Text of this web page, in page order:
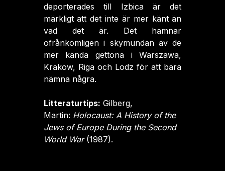
deporterades till Izbica är det
märkligt att det inte är mer känt än
vad det är. Det hamnar
ofrånkomligen i skymundan av de
mer kända gettona i Warszawa,
Krakow, Riga och Lodz för att bara
nämna några.
Litteraturtips: Gilberg,
Martin: Holocaust: A History of the
Jews of Europe During the Second
World War (1987).